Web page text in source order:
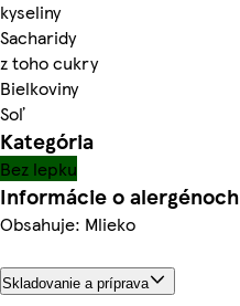
kyseliny
Sacharidy
z toho cukry
Bielkoviny
Soľ
Kategória
Bez lepku
Informácie o alergénoch
Obsahuje: Mlieko
Skladovanie a príprava